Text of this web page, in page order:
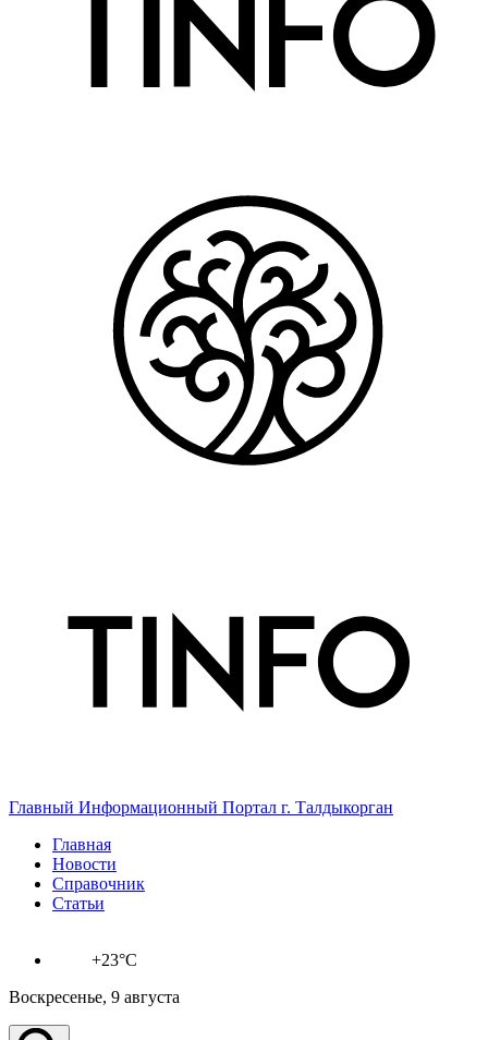
Главный Информационный Портал г. Талдыкорган
Главная
Новости
Справочник
Статьи
+23°C
Воскресенье, 9 августа